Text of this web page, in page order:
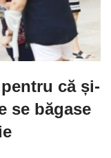
că și-
se băgase